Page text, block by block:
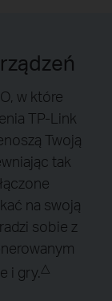
w które
TP-Link
Twoją
tak
na swoją
sobie z
i gry.△